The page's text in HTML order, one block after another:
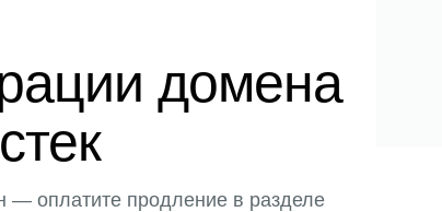
домена
— оплатите продление в разделе